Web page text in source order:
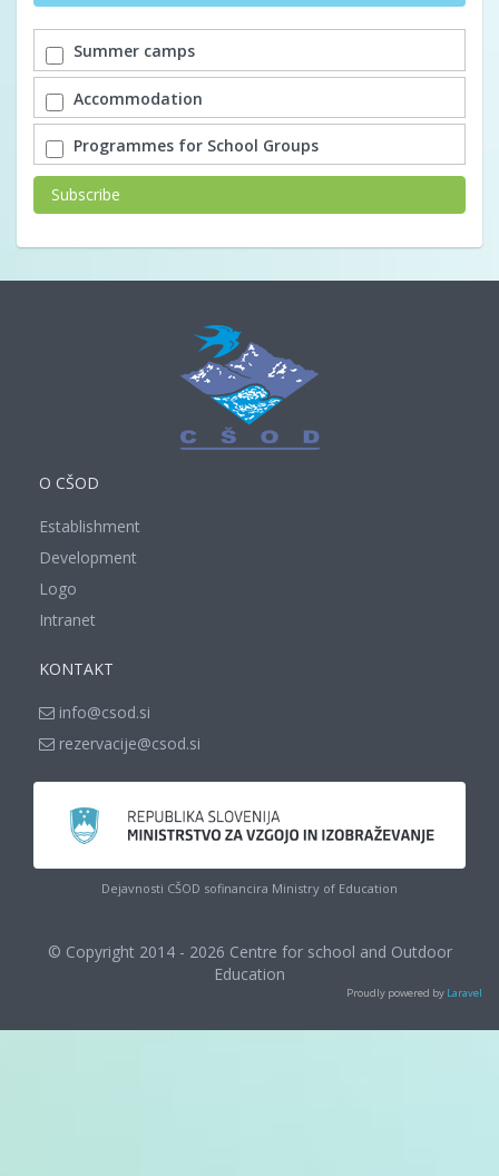
Summer camps
Accommodation
Programmes for School Groups
Subscribe
O CŠOD
Establishment
Development
Logo
Intranet
KONTAKT
info@csod.si
rezervacije@csod.si
Dejavnosti CŠOD sofinancira Ministry of Education
© Copyright 2014 - 2026 Centre for school and Outdoor
Education
Proudly powered by Laravel